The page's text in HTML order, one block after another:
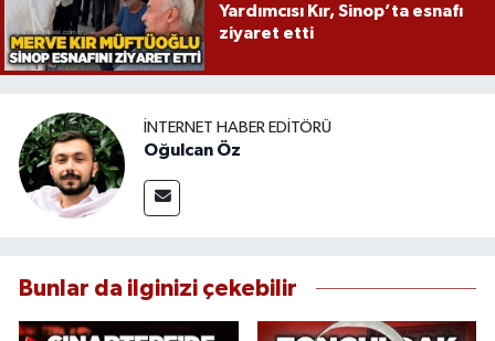
Yardımcısı Kır, Sinop’ta esnafı
ziyaret etti
İNTERNET HABER EDITÖRÜ
Oğulcan Öz
Bunlar da ilginizi çekebilir